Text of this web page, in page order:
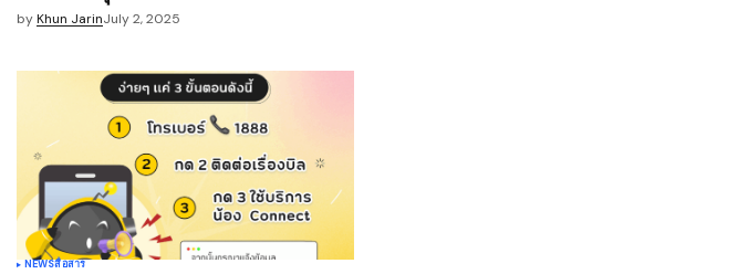
by Khun JarinJuly 2, 2025
NEWSสื่อสาร